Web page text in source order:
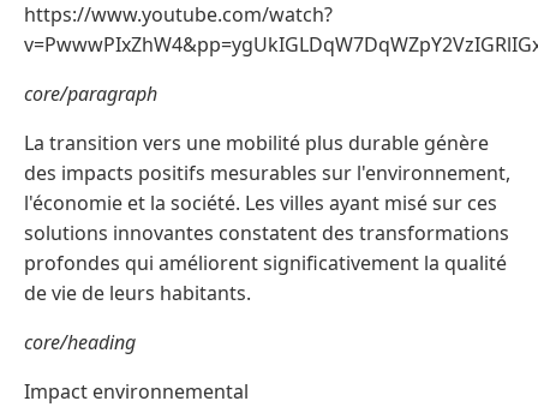
https://www.youtube.com/watch?
core/paragraph
La transition vers une mobilité plus durable génère
des impacts positifs mesurables sur l'environnement,
l'économie et la société. Les villes ayant misé sur ces
solutions innovantes constatent des transformations
profondes qui améliorent significativement la qualité
de vie de leurs habitants.
core/heading
Impact environnemental